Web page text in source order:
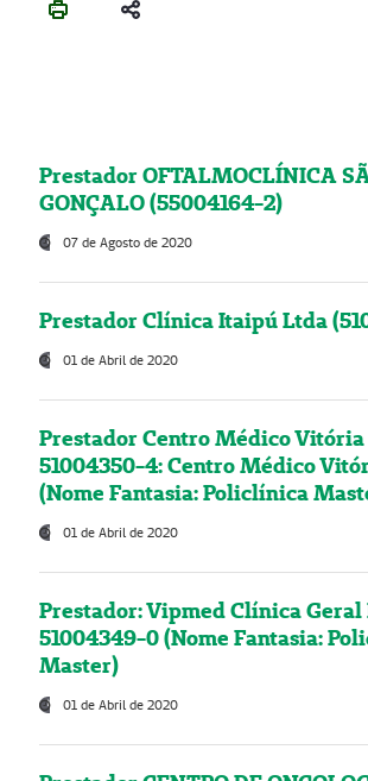
Prestador OFTALMOCLÍNICA
GONÇALO (55004164-2)
07 de Agosto de 2020
Prestador Clínica Itaipú Ltda
01 de Abril de 2020
Prestador Centro Médico Vitória
51004350-4: Centro Médico
(Nome Fantasia: Policlínica
01 de Abril de 2020
Prestador: Vipmed Clínica Geral
51004349-0 (Nome Fantasia:
Master)
01 de Abril de 2020